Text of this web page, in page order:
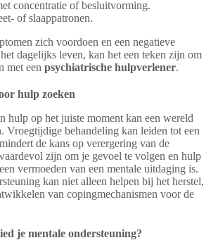
concentratie of besluitvorming.
of slaappatronen.
zich voordoen en een negatieve
dagelijks leven, kan het een teken zijn om
met een psychiatrische hulpverlener.
hulp zoeken
hulp op het juiste moment kan een wereld
Vroegtijdige behandeling kan leiden tot een
de kans op verergering van de
zijn om je gevoel te volgen en hulp
vermoeden van een mentale uitdaging is.
kan niet alleen helpen bij het herstel,
van copingmechanismen voor de
je mentale ondersteuning?